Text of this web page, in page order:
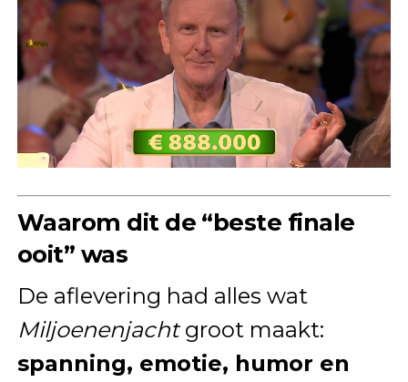
Waarom dit de “beste finale
ooit” was
De aflevering had alles wat
Miljoenenjachtgroot maakt:
spanning, emotie, humor en